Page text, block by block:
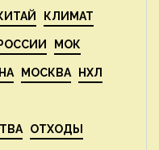
КЛИМАТ
МОК
МОСКВА НХЛ
ОТХОДЫ